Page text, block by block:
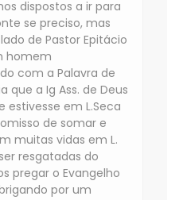
dispostos a ir para
se preciso, mas
de Pastor Epitácio
homem
com a Palavra de
que a Ig Ass. de Deus
estivesse em L.Seca
de somar e
muitas vidas em L.
resgatadas do
pregar o Evangelho
por um